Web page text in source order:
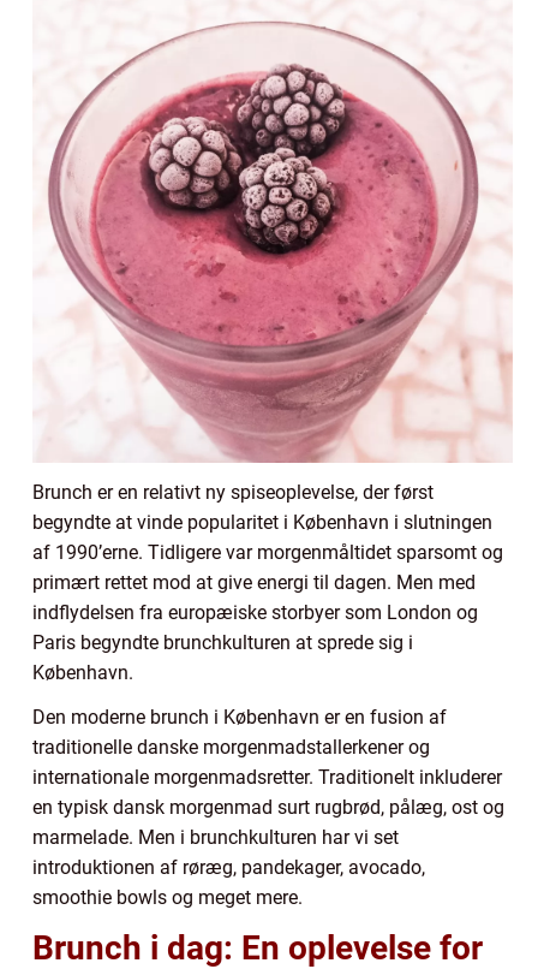
Brunch er en relativt ny spiseoplevelse, der først
begyndte at vinde popularitet i København i slutningen
af 1990’erne. Tidligere var morgenmåltidet sparsomt og
primært rettet mod at give energi til dagen. Men med
indflydelsen fra europæiske storbyer som London og
Paris begyndte brunchkulturen at sprede sig i
København.
Den moderne brunch i København er en fusion af
traditionelle danske morgenmadstallerkener og
internationale morgenmadsretter. Traditionelt inkluderer
en typisk dansk morgenmad surt rugbrød, pålæg, ost og
marmelade. Men i brunchkulturen har vi set
introduktionen af røræg, pandekager, avocado,
smoothie bowls og meget mere.
Brunch i dag: En oplevelse for